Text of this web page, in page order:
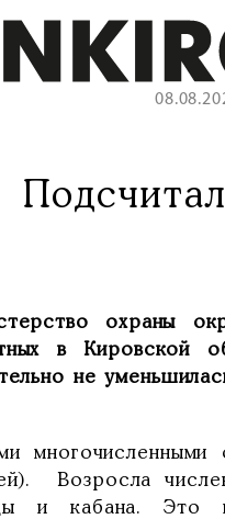
охраны
в Кировской
не
Возросла
и кабана. Это